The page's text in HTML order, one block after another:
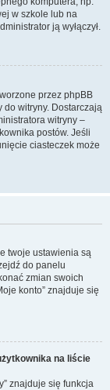
w szkole lub na
ją wyłączył.
przez phpBB
do witryny. Dostarczają
witryny –
postów. Jeśli
ciasteczek może
twoje ustawienia są
do panelu
zmian swoich
konto” znajduje się
na liście
znajduje się funkcja